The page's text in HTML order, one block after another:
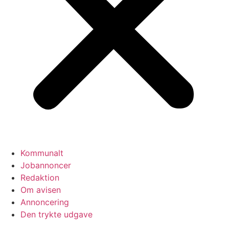
Kommunalt
Jobannoncer
Redaktion
Om avisen
Annoncering
Den trykte udgave